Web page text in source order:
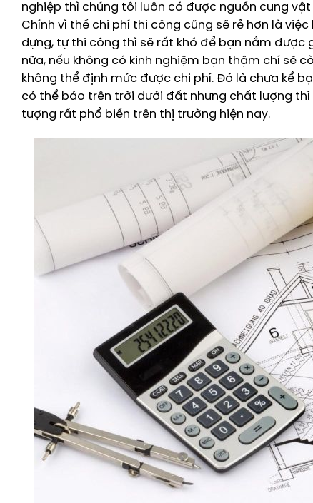
nghiệp thì chúng tôi luôn có được nguồn cung
Chính vì thế chi phí thi công cũng sẽ rẻ hơn là
dựng, tự thi công thì sẽ rất khó để bạn nắm
nữa, nếu không có kinh nghiệm bạn thậm chí sẽ
không thể định mức được chi phí. Đó là chưa kể
có thể báo trên trời dưới đất nhưng chất lượng
tượng rất phổ biến trên thị trường hiện nay.